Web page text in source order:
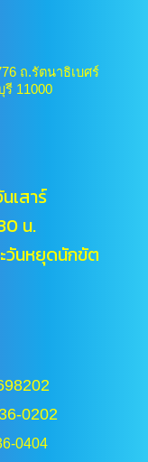
ถ.รัตนาธิเบศร์
11000
เสาร์
น.
วันหยุดนักขัต
0202
0404